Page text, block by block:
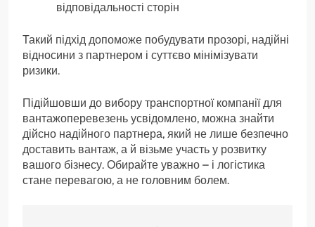
відповідальності сторін
Такий підхід допоможе побудувати прозорі, надійні
відносини з партнером і суттєво мінімізувати
ризики.
Підійшовши до вибору транспортної компанії для
вантажоперевезень усвідомлено, можна знайти
дійсно надійного партнера, який не лише безпечно
доставить вантаж, а й візьме участь у розвитку
вашого бізнесу. Обирайте уважно – і логістика
стане перевагою, а не головним болем.